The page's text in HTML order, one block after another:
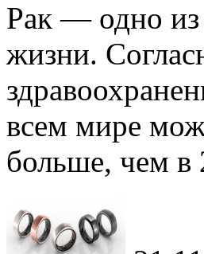
Рак — одно
жизни.
всем мире
больше, чем в